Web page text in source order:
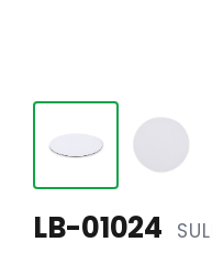
Tête de lettre
Sous-mains
LB-01024